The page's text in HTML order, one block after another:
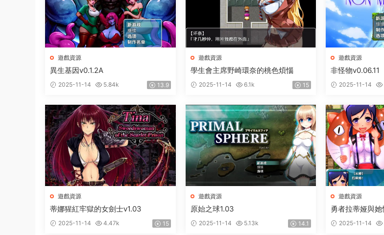
遊戲資源
異生基因v0.1.2A
2025-11-14 5.84k 13.9
遊戲資源
學生會主席野崎環奈的桃色煩惱
2025-11-14 6.1k 15
遊戲資源
非怪物v0.06.11
2025-11-14
遊戲資源
蒂娜猩紅牢獄的女劍士v1.03
2025-11-14 4.47k 15
遊戲資源
原始之球1.03
2025-11-14 5.13k 14.1
遊戲資源
勇者拉蒂娅與
2025-11-14